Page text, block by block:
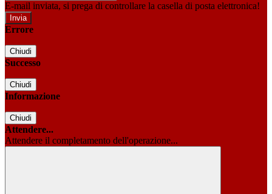
E-mail inviata, si prega di controllare la casella di posta elettronica!
Errore
Chiudi
Successo
Chiudi
Informazione
Chiudi
Attendere...
Attendere il completamento dell'operazione...